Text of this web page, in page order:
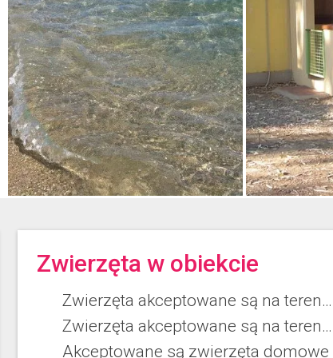
Zwierzęta w obiekcie
Zwierzęta akceptowane są na terenie kempingu
Zwierzęta akceptowane są na terenie ośrodka wczasowego
Akceptowane są zwierzęta domowe